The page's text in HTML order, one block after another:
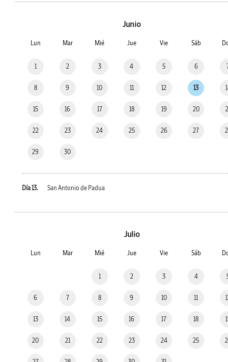
Junio
Lun Mar Mié Jue Vie Sáb
1 2 3 4 5 6
8 9 10 11 12 13
15 16 17 18 19 20
22 23 24 25 26 27
29 30
Día 13. San Antonio de Padua
Julio
Lun Mar Mié Jue Vie Sáb
1 2 3 4
6 7 8 9 10 11
13 14 15 16 17 18
20 21 22 23 24 25